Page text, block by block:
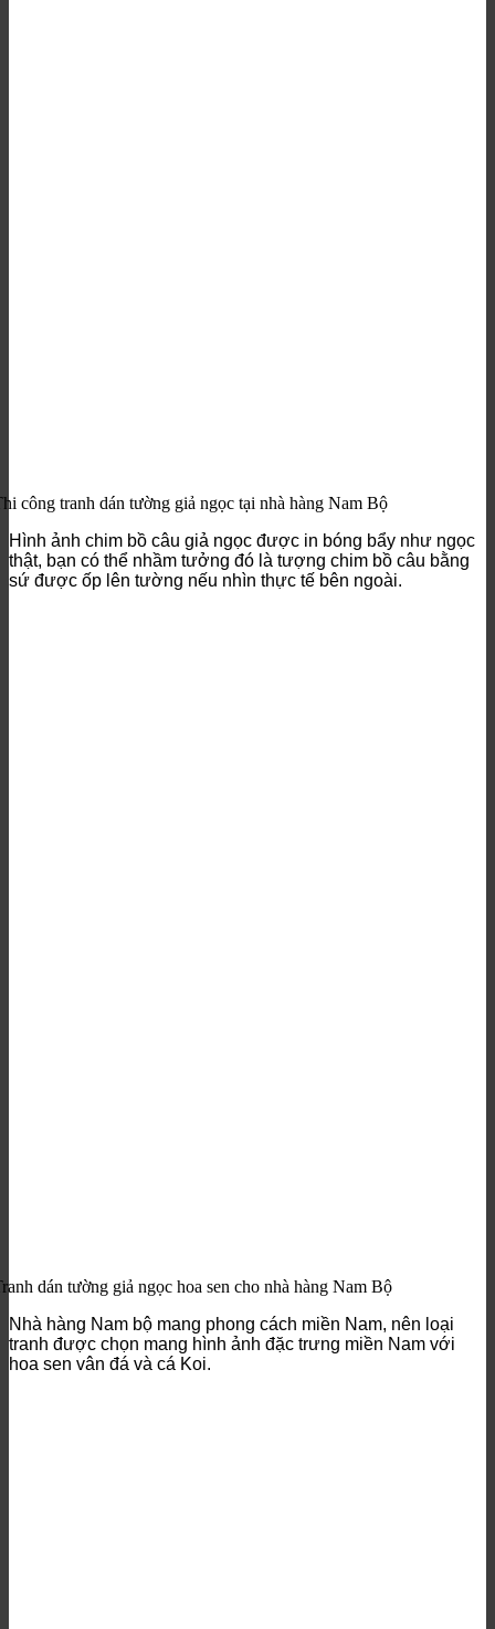
công tranh dán tường giả ngọc tại nhà hàng Nam Bộ
Hình ảnh chim bồ câu giả ngọc được in bóng bẩy như ngọc
thật, bạn có thể nhầm tưởng đó là tượng chim bồ câu bằng
sứ được ốp lên tường nếu nhìn thực tế bên ngoài.
dán tường giả ngọc hoa sen cho nhà hàng Nam Bộ
Nhà hàng Nam bộ mang phong cách miền Nam, nên loại
tranh được chọn mang hình ảnh đặc trưng miền Nam với
hoa sen vân đá và cá Koi.